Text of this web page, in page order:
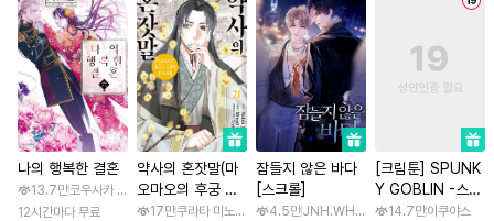
나의 행복한 결혼
13.7만코우사카 리토 / 아기토기 아쿠미
12시간마다 무료
약사의 혼잣말(마
오마오의 후궁 수
수께끼 풀이수첩)
17만쿠라타 미노지 / 휴우가 나츠
잠들지 않은 바다
[스크롤]
4.5만JNH.WH Studio / Lasso
[크림툰] SPUNK
Y GOBLIN -스펑
키 고블린- [스크
14.7만이쿠야스